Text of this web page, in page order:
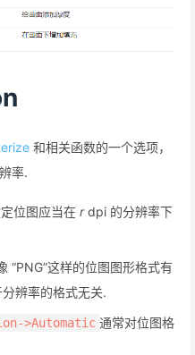
和相关函数的一个选项，
率.
位图应当在 rdpi 的分辨率下
“PNG”这样的位图图形格式有
分辨率的格式无关.
>Automatic 通常对位图格